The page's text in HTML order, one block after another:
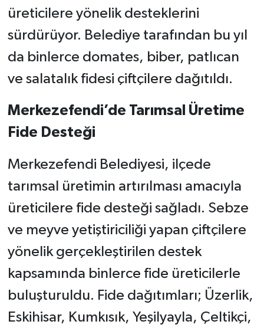
üreticilere yönelik desteklerini
sürdürüyor. Belediye tarafından bu yıl
da binlerce domates, biber, patlıcan
ve salatalık fidesi çiftçilere dağıtıldı.
Merkezefendi’de Tarımsal Üretime
Fide Desteği
Merkezefendi Belediyesi, ilçede
tarımsal üretimin artırılması amacıyla
üreticilere fide desteği sağladı. Sebze
ve meyve yetiştiriciliği yapan çiftçilere
yönelik gerçekleştirilen destek
kapsamında binlerce fide üreticilerle
buluşturuldu. Fide dağıtımları; Üzerlik,
Eskihisar, Kumkısık, Yeşilyayla, Çeltikçi,